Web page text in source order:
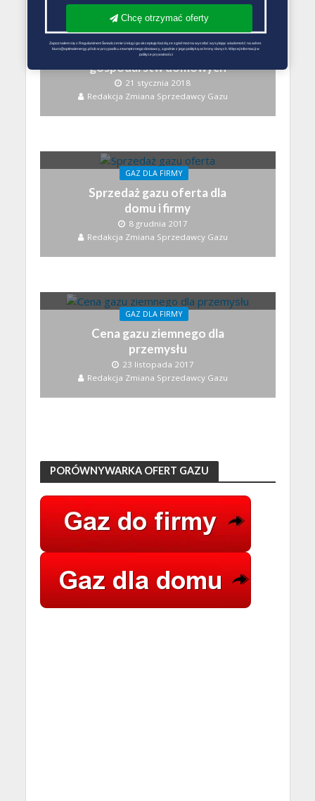
GAZ DLA DOMU GAZ DLA FIRMY
Promocja dla firm i
gospodarstw domowych
21 stycznia 2018
Redakcja Zmiana Sprzedawcy Gazu
GAZ DLA FIRMY
Sprzedaż gazu oferta dla
domu i firmy
8 grudnia 2017
Redakcja Zmiana Sprzedawcy Gazu
GAZ DLA FIRMY
Cena gazu ziemnego dla
przemysłu
23 listopada 2017
Redakcja Zmiana Sprzedawcy Gazu
PORÓWNYWARKA OFERT GAZU
Chcę otrzymać oferty
Zapoznałem się z Regulaminem Świadczenie Usług i go akceptuję Każdą ze zgód można wycofać wysyłając wiadomość na adres
biuro@optimalenergy.pl lub w przypadku zewnętrznego dostawcy, zgodnie z jego polityką ochrony danych. Więcej informacji w
polityce prywatności